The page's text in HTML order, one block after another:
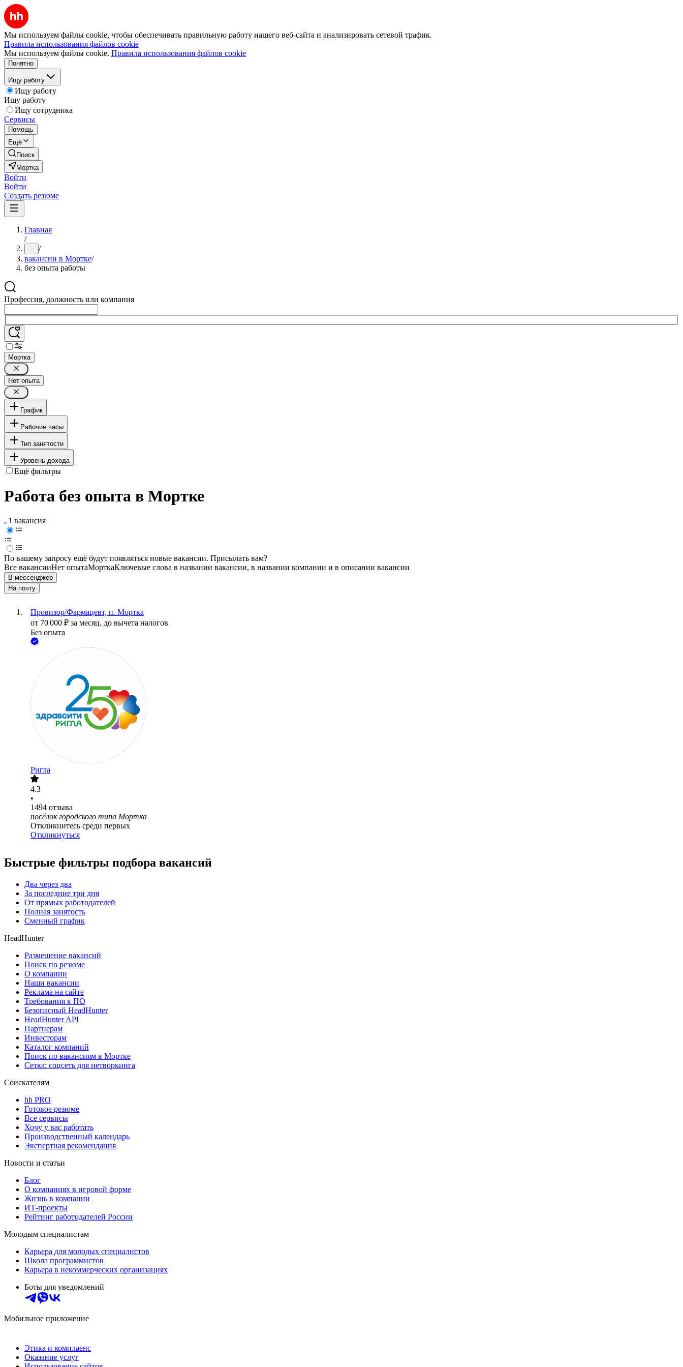
Мы используем файлы cookie, чтобы обеспечивать правильную работу нашего веб-сайта и анализировать сетевой трафик.
Правила использования файлов cookie
Мы используем файлы cookie. Правила использования файлов cookie
Понятно
Ищу работу
Ищу работу
Ищу работу
Ищу сотрудника
Сервисы
Помощь
Ещё
Поиск
Мортка
Войти
Войти
Создать резюме
Главная
/
... /
вакансии в Мортке/
без опыта работы
Профессия, должность или компания
Мортка
Нет опыта
График
Рабочие часы
Тип занятости
Уровень дохода
Ещё фильтры
Работа без опыта в Мортке
, 1 вакансия
По вашему запросу ещё будут появляться новые вакансии. Присылать вам?
Все вакансииНет опытаМорткаКлючевые слова в названии вакансии, в названии компании и в описании вакансии
В мессенджер
На почту
Провизор/Фармацевт, п. Мортка
от 70 000 ₽ за месяц, до вычета налогов
Без опыта
Ригла
4.3
•
1494 отзыва
посёлок городского типа Мортка
Откликнитесь среди первых
Откликнуться
Быстрые фильтры подбора вакансий
Два через два
За последние три дня
От прямых работодателей
Полная занятость
Сменный график
HeadHunter
Размещение вакансий
Поиск по резюме
О компании
Наши вакансии
Реклама на сайте
Требования к ПО
Безопасный HeadHunter
HeadHunter API
Партнерам
Инвесторам
Каталог компаний
Поиск по вакансиям в Мортке
Сетка: соцсеть для нетворкинга
Соискателям
hh PRO
Готовое резюме
Все сервисы
Хочу у вас работать
Производственный календарь
Экспертная рекомендация
Новости и статьи
Блог
О компаниях в игровой форме
Жизнь в компании
ИТ-проекты
Рейтинг работодателей России
Молодым специалистам
Карьера для молодых специалистов
Школа программистов
Карьера в некоммерческих организациях
Боты для уведомлений
Мобильное приложение
Этика и комплаенс
Оказание услуг